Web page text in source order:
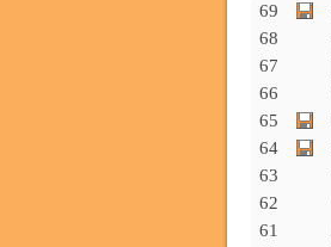
69
68
67
66
65
64
63
62
61